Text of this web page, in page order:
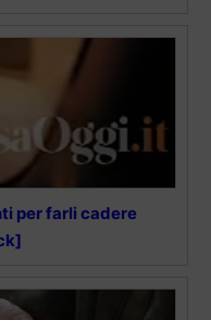
per farli cadere